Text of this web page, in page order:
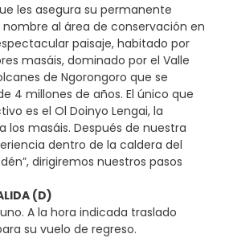
les asegura su permanente
al área de conservación en
paisaje, habitado por
masáis, dominado por el Valle
de Ngorongoro que se
4 millones de años. El único que
es el Ol Doinyo Lengai, la
los masáis. Después de nuestra
dentro de la caldera del
dirigiremos nuestros pasos
(D)
A la hora indicada traslado
su vuelo de regreso.